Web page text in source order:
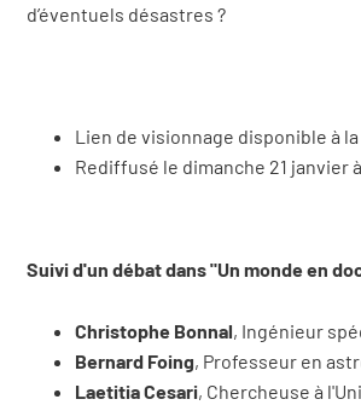
d’éventuels désastres ?
Lien de visionnage disponible à
Rediffusé le dimanche 21 janvier
Suivi d'un débat dans "Un monde en
Christophe Bonnal, Ingénieur
Bernard Foing, Professeur en
Laetitia Cesari, Chercheuse à